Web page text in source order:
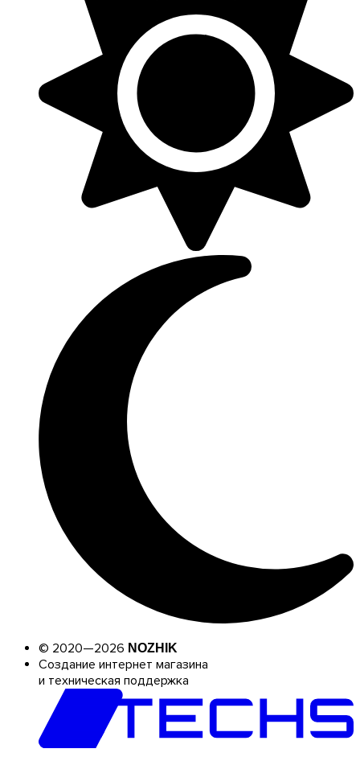
© 2020—2026 NOZHIK
Создание интернет магазина
и техническая поддержка